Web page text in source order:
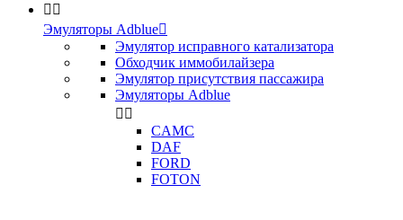
 
Эмуляторы Adblue
Эмулятор исправного катализатора
Обходчик иммобилайзера
Эмулятор присутствия пассажира
Эмуляторы Adblue
 
CAMC
DAF
FORD
FOTON